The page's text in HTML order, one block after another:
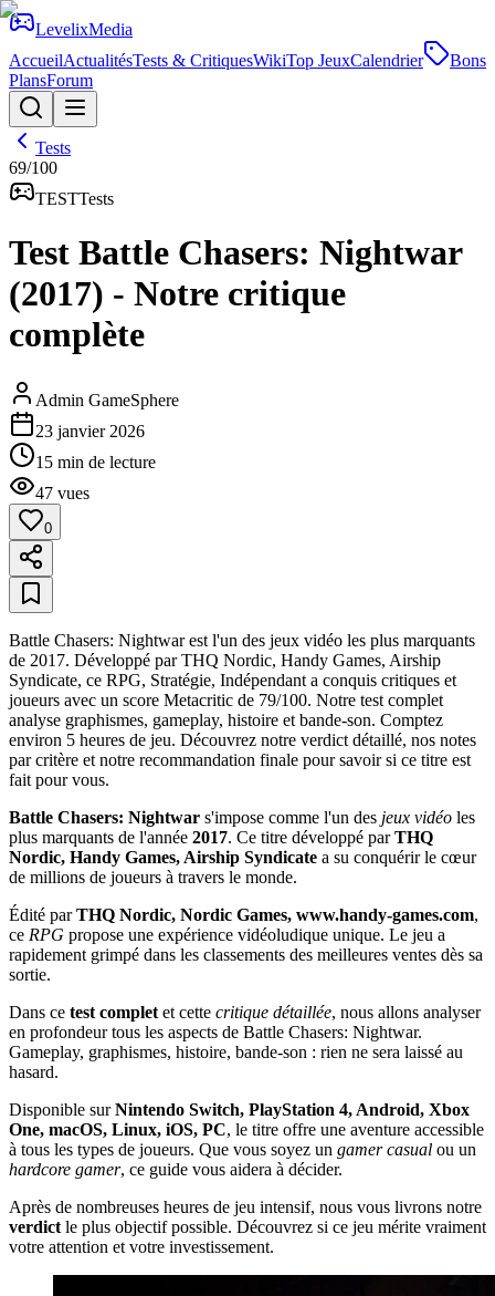
LevelixMedia
AccueilActualitésTests & CritiquesWikiTop JeuxCalendrier
Bons
PlansForum
Tests
69/100
TESTTests
Test Battle Chasers: Nightwar
(2017) - Notre critique
complète
Admin GameSphere
23 janvier 2026
15 min de lecture
47 vues
0
Battle Chasers: Nightwar est l'un des jeux vidéo les plus marquants
de 2017. Développé par THQ Nordic, Handy Games, Airship
Syndicate, ce RPG, Stratégie, Indépendant a conquis critiques et
joueurs avec un score Metacritic de 79/100. Notre test complet
analyse graphismes, gameplay, histoire et bande-son. Comptez
environ 5 heures de jeu. Découvrez notre verdict détaillé, nos notes
par critère et notre recommandation finale pour savoir si ce titre est
fait pour vous.
Battle Chasers: Nightwar s'impose comme l'un des jeux vidéo les
plus marquants de l'année 2017. Ce titre développé parTHQ
Nordic, Handy Games, Airship Syndicate a su conquérir le cœur
de millions de joueurs à travers le monde.
Édité parTHQ Nordic, Nordic Games, www.handy-games.com,
ce RPG propose une expérience vidéoludique unique. Le jeu a
rapidement grimpé dans les classements des meilleures ventes dès sa
sortie.
Dans ce test complet et cette critique détaillée, nous allons analyser
en profondeur tous les aspects de Battle Chasers: Nightwar.
Gameplay, graphismes, histoire, bande-son : rien ne sera laissé au
hasard.
Disponible surNintendo Switch, PlayStation 4, Android, Xbox
One, macOS, Linux, iOS, PC, le titre offre une aventure accessible
à tous les types de joueurs. Que vous soyez un gamer casual ou un
hardcore gamer, ce guide vous aidera à décider.
Après de nombreuses heures de jeu intensif, nous vous livrons notre
verdict le plus objectif possible. Découvrez si ce jeu mérite vraiment
votre attention et votre investissement.